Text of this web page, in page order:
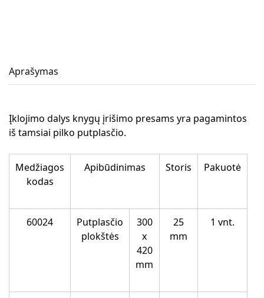
Aprašymas
Įklojimo dalys knygų įrišimo presams yra pagamintos
iš tamsiai pilko putplasčio.
Medžiagos
kodas
Apibūdinimas Storis Pakuotė
60024
Putplasčio
plokštės
300
x
420
mm
25
mm
1 vnt.